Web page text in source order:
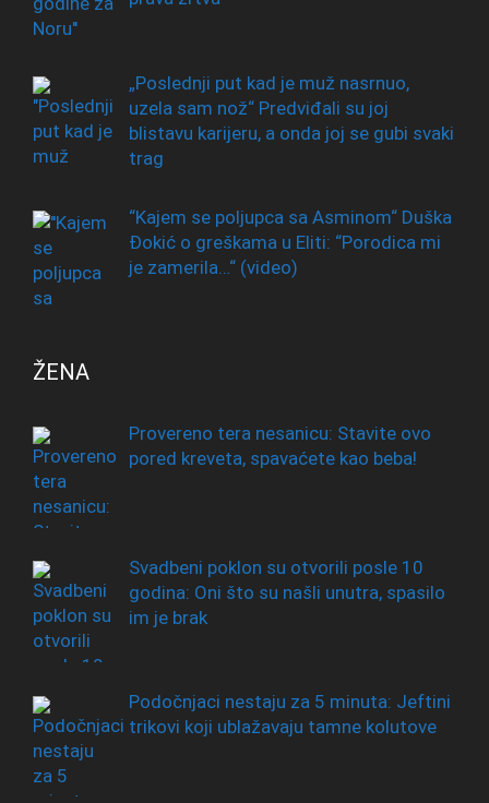
„Poslednji put kad je muž nasrnuo,
uzela sam nož“ Predviđali su joj
blistavu karijeru, a onda joj se gubi svaki
trag
“Kajem se poljupca sa Asminom“ Duška
Đokić o greškama u Eliti: “Porodica mi
je zamerila…“ (video)
ŽENA
Provereno tera nesanicu: Stavite ovo
pored kreveta, spavaćete kao beba!
Svadbeni poklon su otvorili posle 10
godina: Oni što su našli unutra, spasilo
im je brak
Podočnjaci nestaju za 5 minuta: Jeftini
trikovi koji ublažavaju tamne kolutove